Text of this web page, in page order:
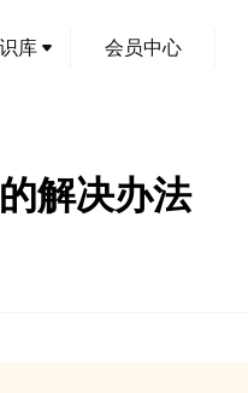
库 会员中心
解决办法